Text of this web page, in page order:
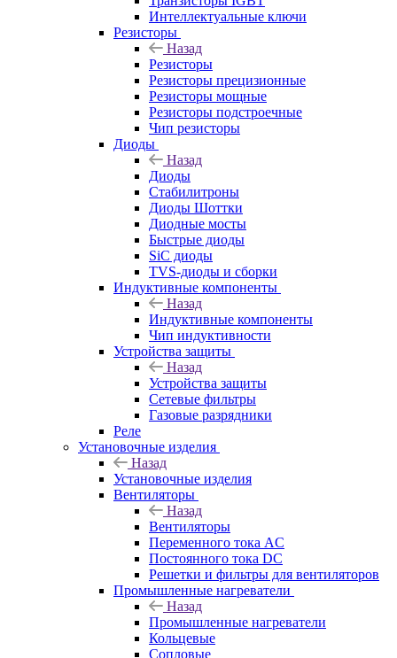
Интеллектуальные ключи
Резисторы
Назад
Резисторы
Резисторы прецизионные
Резисторы мощные
Резисторы подстроечные
Чип резисторы
Диоды
Назад
Диоды
Стабилитроны
Диоды Шоттки
Диодные мосты
Быстрые диоды
SiC диоды
TVS-диоды и сборки
Индуктивные компоненты
Назад
Индуктивные компоненты
Чип индуктивности
Устройства защиты
Назад
Устройства защиты
Сетевые фильтры
Газовые разрядники
Реле
Установочные изделия
Назад
Установочные изделия
Вентиляторы
Назад
Вентиляторы
Переменного тока AC
Постоянного тока DC
Решетки и фильтры для вентиляторов
Промышленные нагреватели
Назад
Промышленные нагреватели
Кольцевые
Сопловые